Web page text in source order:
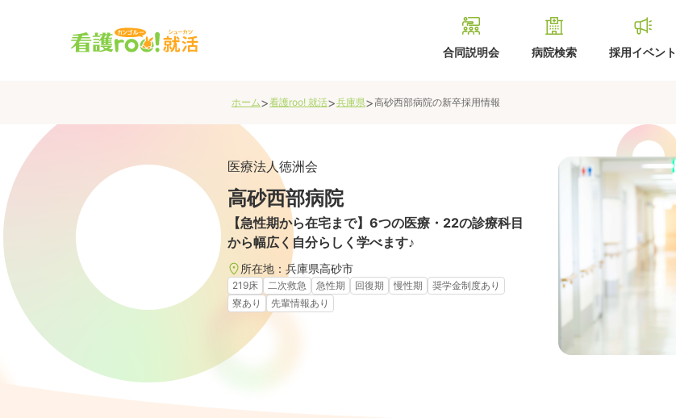
合同説明会 病院検索 採用イベント
ホーム>看護roo! 就活>兵庫県>高砂西部病院の新卒採用情報
医療法人徳洲会
高砂西部病院
【急性期から在宅まで】6つの医療・22の診療科目
から幅広く自分らしく学べます♪
所在地： 兵庫県高砂市
219床 二次救急 急性期 回復期 慢性期
奨学金制度あり
寮あり
先輩情報あり